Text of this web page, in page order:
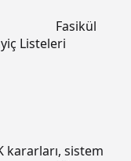
kararları, sistem
Fasikül
Listeleri